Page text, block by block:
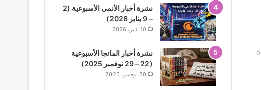
0
نشرة أخبار الأنمي الأسبوعية (2
– 9 يناير 2026)
10 يناير، 2026
نشرة أخبار المانجا الأسبوعية
(22 – 29 نوفمبر 2025)
30 نوفمبر، 2025